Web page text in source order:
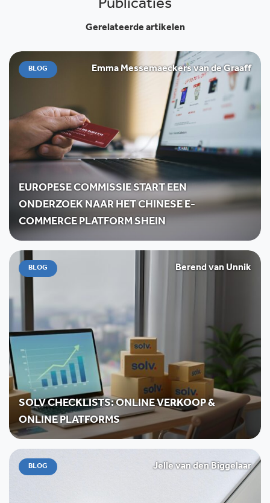
Publicaties
Gerelateerde artikelen
BLOG Emma Messemaeckers van de Graaff
EUROPESE COMMISSIE START EEN
ONDERZOEK NAAR HET CHINESE E-
COMMERCE PLATFORM SHEIN
BLOG Berend van Unnik
SOLV CHECKLISTS: ONLINE VERKOOP &
ONLINE PLATFORMS
BLOG Jelle van den Biggelaar